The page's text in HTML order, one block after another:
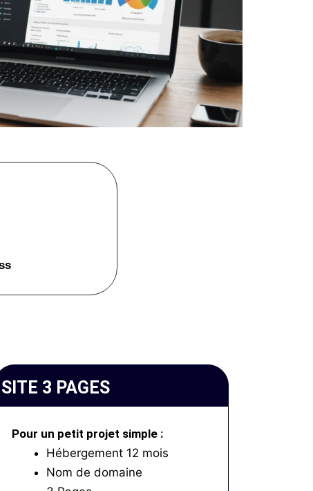
SITE 3 PAGES
Pour un petit projet simple :
Hébergement 12 mois
Nom de domaine